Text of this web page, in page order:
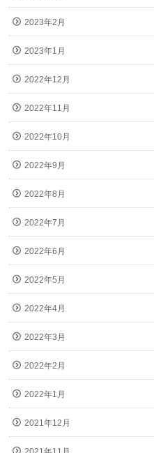
2023年2月
2023年1月
2022年12月
2022年11月
2022年10月
2022年9月
2022年8月
2022年7月
2022年6月
2022年5月
2022年4月
2022年3月
2022年2月
2022年1月
2021年12月